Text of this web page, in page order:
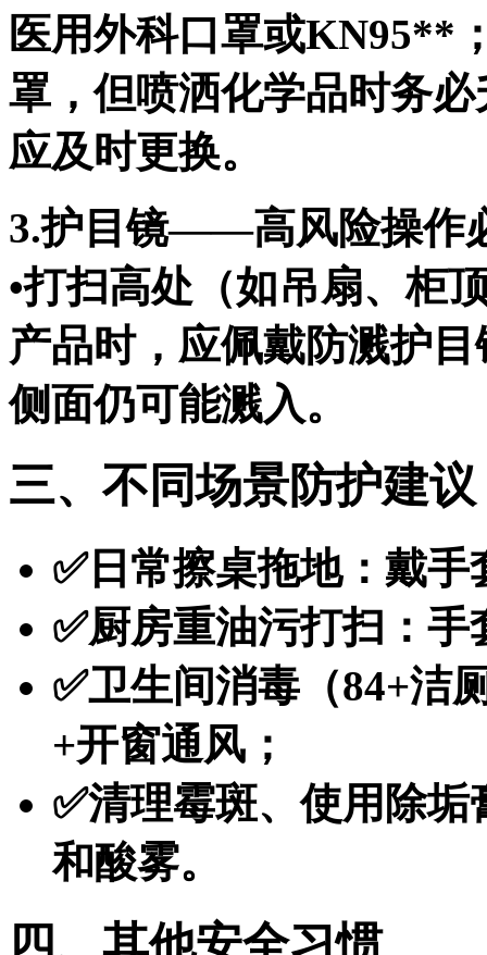
医用外科口罩或KN95**
罩，但喷洒化学品时务
应及时更换。
3.护目镜——高风险操作
•打扫高处（如吊扇、柜
产品时，应佩戴防溅护
侧面仍可能溅入。
三、不同场景防护建议
✅日常擦桌拖地：戴手
✅厨房重油污打扫 ：
✅卫生间消毒（84+洁
+开窗通风；
✅清理霉斑、使用除垢
和酸雾。